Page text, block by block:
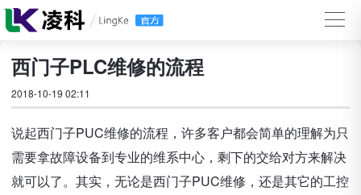
西门子PLC维修的流程
2018-10-19 02:11
说起西门子PUC维修的流程，许多客户都会简单的理解为只
需要拿故障设备到专业的维系中心，剩下的交给对方来解决
就可以了。其实，无论是西门子PUC维修，还是其它的工控